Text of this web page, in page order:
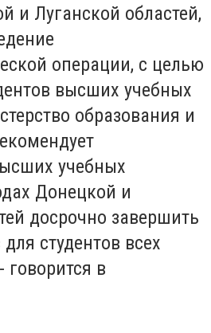
и Луганской областей,
операции, с целью
высших учебных
образования и
учебных
Донецкой и
досрочно завершить
студентов всех
в